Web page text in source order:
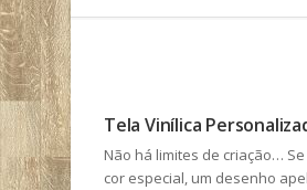
Tela Vinílica
Não há limites de criação…
cor especial, um desenho